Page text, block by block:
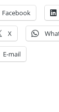
Facebook
X
E-mail